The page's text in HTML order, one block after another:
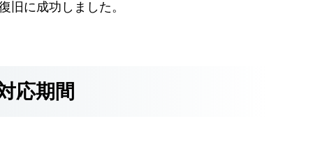
旧に成功しました。
応期間